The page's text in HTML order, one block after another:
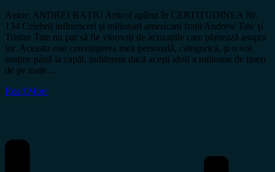
Autor: ANDREI RAȚIU Articol apărut în CERTITUDINEA Nr.
134 Celebrii influenceri şi milionari americani frații Andrew Tate şi
Tristan Tate nu par să fie vinovați de acuzațiile care planează asupra
lor. Aceasta este convingerea mea personală, categorică, şi o voi
susține până la capăt, indiferent dacă aceşti idoli a milioane de tineri
de pe toate…
Read More